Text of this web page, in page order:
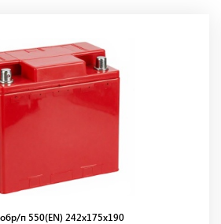
п 550(EN) 242х175х190